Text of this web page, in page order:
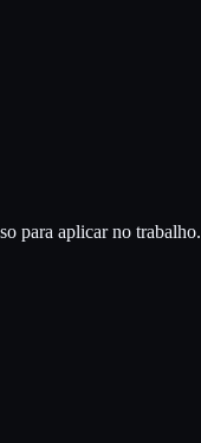
para aplicar no trabalho.